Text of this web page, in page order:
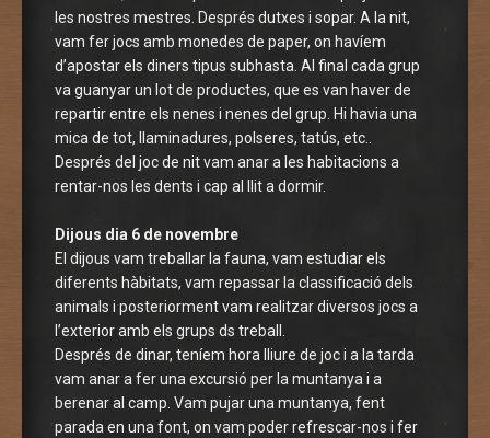
les nostres mestres. Després dutxes i sopar. A la nit,
vam fer jocs amb monedes de paper, on havíem
d’apostar els diners tipus subhasta. Al final cada grup
va guanyar un lot de productes, que es van haver de
repartir entre els nenes i nenes del grup. Hi havia una
mica de tot, llaminadures, polseres, tatús, etc..
Després del joc de nit vam anar a les habitacions a
rentar-nos les dents i cap al llit a dormir.
Dijous dia 6 de novembre
El dijous vam treballar la fauna, vam estudiar els
diferents hàbitats, vam repassar la classificació dels
animals i posteriorment vam realitzar diversos jocs a
l’exterior amb els grups ds treball.
Després de dinar, teníem hora lliure de joc i a la tarda
vam anar a fer una excursió per la muntanya i a
berenar al camp. Vam pujar una muntanya, fent
parada en una font, on vam poder refrescar-nos i fer